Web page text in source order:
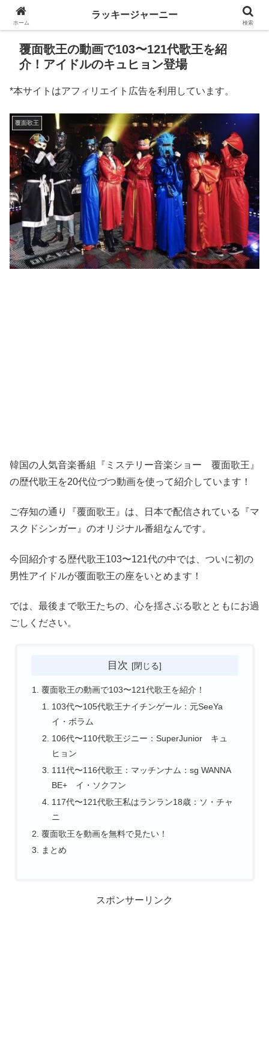
覆面歌王の動画で103〜121代歌王を紹
介！アイドルのキュヒョン登場
*本サイトはアフィリエイト広告を利用しています。
覆面歌王
韓国の人気音楽番組『ミステリー音楽ショー 覆面歌王』
の歴代歌王を20代位づつ動画を使って紹介しています！
ご存知の通り『覆面歌王』は、日本で配信されている『マ
スクドシンガー』のオリジナル番組なんです。
今回紹介する歴代歌王103〜121代の中では、ついに初の
男性アイドルが覆面歌王の座をいとめます！
では、最後まで歌王たちの、心を揺さぶる歌とともにお過
ごしください。
目次
覆面歌王の動画で103〜121代歌王を紹介！
103代〜105代歌王ナイチンゲール：元SeeYa
イ・ボラム
106代〜110代歌王ジニー：SuperJunior キュ
ヒョン
111代〜116代歌王：マッチンナム：sg WANNA
BE+ イ・ソクフン
117代〜121代歌王私はランラン18歳：ソ・チャ
ニ
覆面歌王を動画を無料で見たい！
まとめ
スポンサーリンク
ホーム
ラッキージャーニー
検索